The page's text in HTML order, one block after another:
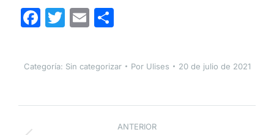
Facebook
Twitter
Email
Categoría: Sin categorizar Por Ulises 20 de julio de 2021
ANTERIOR